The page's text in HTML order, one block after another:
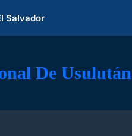
Salvador
De Usulután